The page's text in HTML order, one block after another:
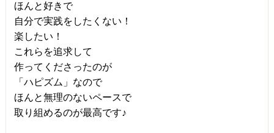
ほんと好きで
自分で実践をしたくない！
楽したい！
これらを追求して
作ってくださったのが
「ハピズム」なので
ほんと無理のないペースで
取り組めるのが最高です♪